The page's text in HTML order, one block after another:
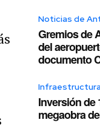
Noticias de
Gremios de
del
documento
Inversión de
megaobra